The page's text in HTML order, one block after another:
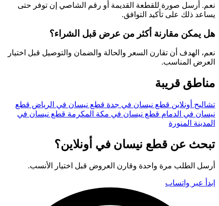
نعم. أرسل صورة للقطعة القديمة أو رقم الشاصي إن توفر حتى
يساعد ذلك على تأكيد التوافق.
هل يمكن مقارنة أكثر من عرض قبل الشراء؟
نعم، الهدف أن تقارن السعر والحالة والضمان والتوصيل قبل اختيار
العرض المناسب.
مناطق قريبة
تشاليح أونلاين قطع نيسان في جدة قطع نيسان في الرياض قطع
نيسان في الدمام قطع نيسان في مكة المكرمة قطع نيسان في
المدينة المنورة
تبحث عن قطع نيسان في أونلاين؟
أرسل الطلب مرة واحدة وقارن العروض قبل اختيار الأنسب.
ابدأ عبر واتساب